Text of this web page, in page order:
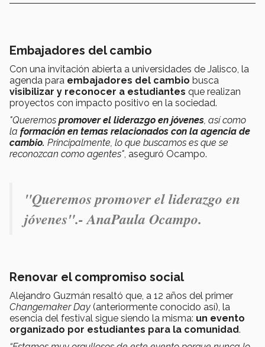
Embajadores del cambio
Con una invitación abierta a universidades de Jalisco, la
agenda para embajadores del cambio busca
visibilizar y reconocer a estudiantes que realizan
proyectos con impacto positivo en la sociedad.
"Queremos promover el liderazgo en jóvenes , así como
la formación en temas relacionados con la agencia de
cambio. Principalmente, lo que buscamos es que se
reconozcan como agentes" , aseguró Ocampo.
"Queremos promover el liderazgo en
jóvenes".- AnaPaula Ocampo.
Renovar el compromiso social
Alejandro Guzmán resaltó que, a 12 años del primer
Changemaker Day (anteriormente conocido así), la
esencia del festival sigue siendo la misma: un evento
organizado por estudiantes para la comunidad.